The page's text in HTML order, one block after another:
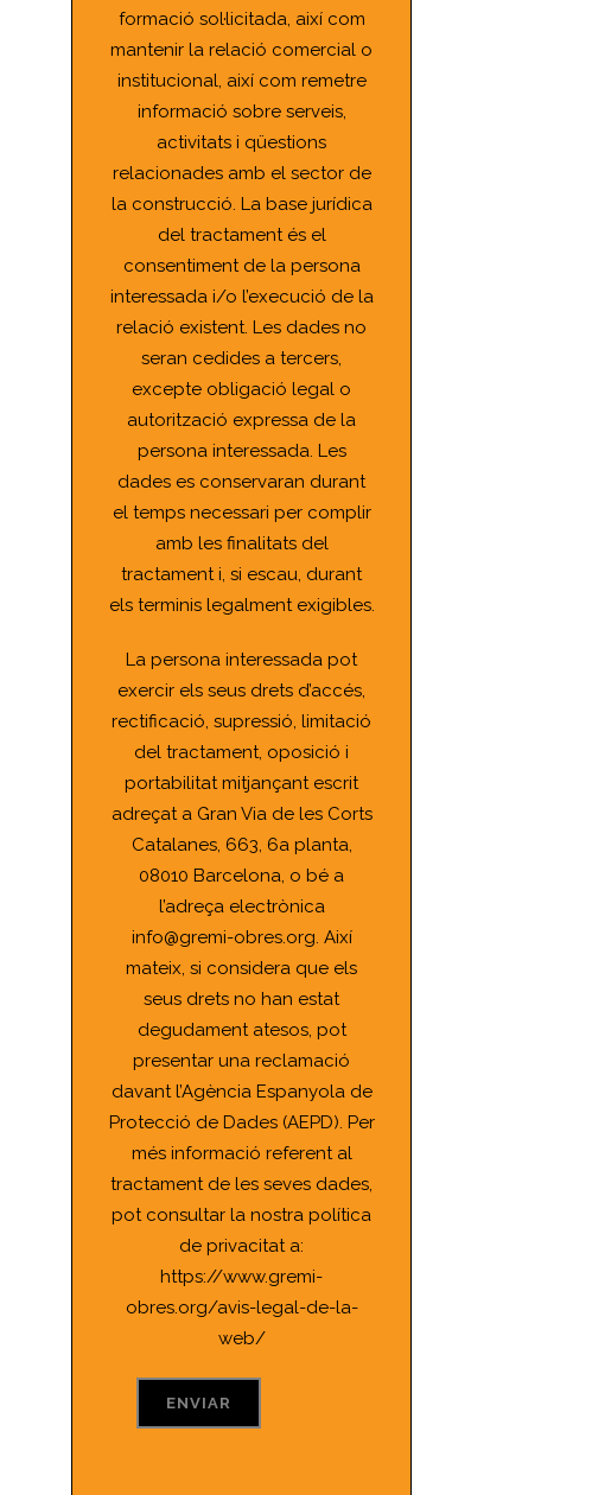
formació sol·licitada, així com
mantenir la relació comercial o
institucional, així com remetre
informació sobre serveis,
activitats i qüestions
relacionades amb el sector de
la construcció. La base jurídica
del tractament és el
consentiment de la persona
interessada i/o l’execució de la
relació existent. Les dades no
seran cedides a tercers,
excepte obligació legal o
autorització expressa de la
persona interessada. Les
dades es conservaran durant
el temps necessari per complir
amb les finalitats del
tractament i, si escau, durant
els terminis legalment exigibles.
La persona interessada pot
exercir els seus drets d’accés,
rectificació, supressió, limitació
del tractament, oposició i
portabilitat mitjançant escrit
adreçat a Gran Via de les Corts
Catalanes, 663, 6a planta,
08010 Barcelona, o bé a
l’adreça electrònica
info@gremi-obres.org. Així
mateix, si considera que els
seus drets no han estat
degudament atesos, pot
presentar una reclamació
davant l’Agència Espanyola de
Protecció de Dades (AEPD). Per
més informació referent al
tractament de les seves dades,
pot consultar la nostra política
de privacitat a:
https://www.gremi-
obres.org/avis-legal-de-la-
web/